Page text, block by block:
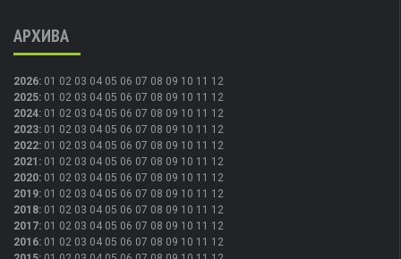
АРХИВА
2026: 01 02 03 04 05 06 07 08 09 10 11 12
2025: 01 02 03 04 05 06 07 08 09 10 11 12
2024: 01 02 03 04 05 06 07 08 09 10 11 12
2023: 01 02 03 04 05 06 07 08 09 10 11 12
2022: 01 02 03 04 05 06 07 08 09 10 11 12
2021 : 01 02 03 04 05 06 07 08 09 10 11 12
2020: 01 02 03 04 05 06 07 08 09 10 11 12
2019: 01 02 03 04 05 06 07 08 09 10 11 12
2018: 01 02 03 04 05 06 07 08 09 10 11 12
2017: 01 02 03 04 05 06 07 08 09 10 11 12
2016: 01 02 03 04 05 06 07 08 09 10 11 12